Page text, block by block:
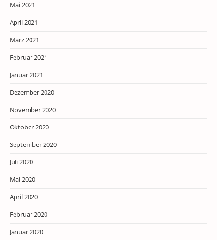
Mai 2021
April 2021
März 2021
Februar 2021
Januar 2021
Dezember 2020
November 2020
Oktober 2020
September 2020
Juli 2020
Mai 2020
April 2020
Februar 2020
Januar 2020